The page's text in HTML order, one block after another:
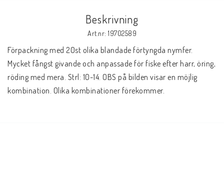
Beskrivning
Art.nr: 19702589
Förpackning med 20st olika blandade förtyngda nymfer.
Mycket fångst givande och anpassade för fiske efter harr, öring,
röding med mera. Strl: 10-14. OBS på bilden visar en möjlig
kombination. Olika kombinationer förekommer.